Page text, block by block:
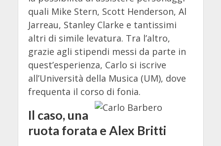
quali Mike Stern, Scott Henderson, Al
Jarreau, Stanley Clarke e tantissimi
altri di simile levatura. Tra l’altro,
grazie agli stipendi messi da parte in
quest’esperienza, Carlo si iscrive
all’Università della Musica (UM), dove
frequenta il corso di fonia.
Il caso, una
ruota forata e Alex Britti